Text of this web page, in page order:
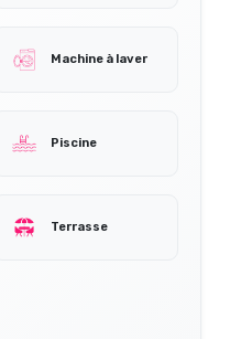
Machine à laver
Piscine
Terrasse